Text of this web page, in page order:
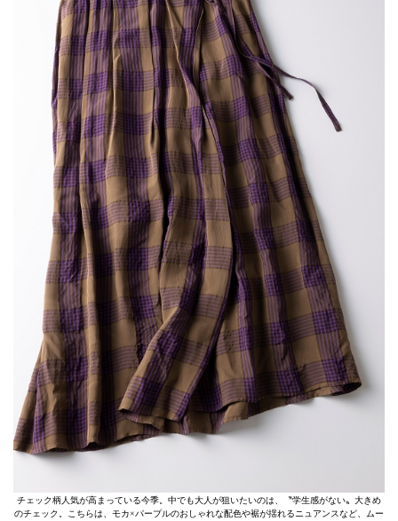
チェック柄人気が高まっている今季。中でも大人が狙いたいのは、〝学生感がない〟大きめ
のチェック。こちらは、モカ×パープルのおしゃれな配色や裾が揺れるニュアンスなど、ムー